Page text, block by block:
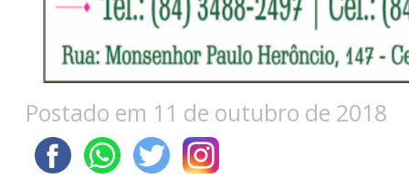
Postado em 11 de outubro de 2018